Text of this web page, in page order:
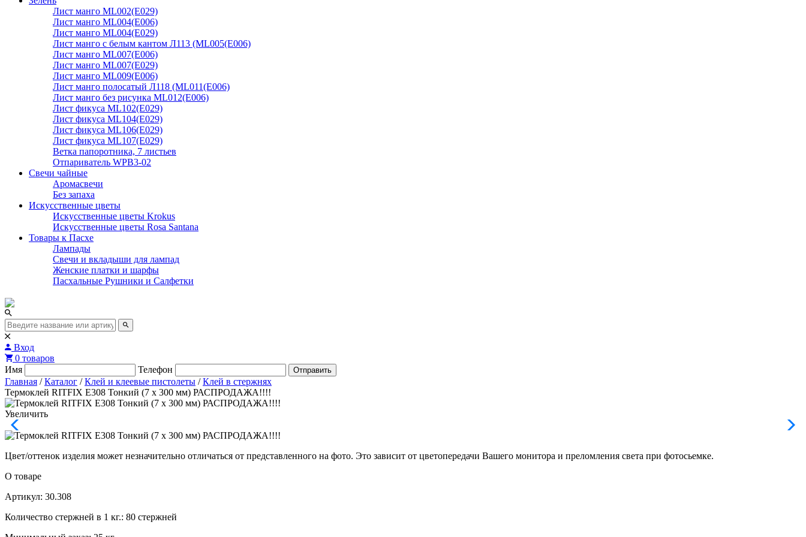
Лист манго ML002(E029)
Лист манго ML004(E006)
Лист манго ML004(E029)
Лист манго с белым кантом Л113 (ML005(E006)
Лист манго ML007(E006)
Лист манго ML007(E029)
Лист манго ML009(E006)
Лист манго полосатый Л118 (ML011(E006)
Лист манго без рисунка ML012(E006)
Лист фикуса ML102(E029)
Лист фикуса ML104(E029)
Лист фикуса ML106(E029)
Лист фикуса ML107(E029)
Ветка папоротника, 7 листьев
Отпариватель WPB3-02
Свечи чайные
Аромасвечи
Без запаха
Искусственные цветы
Искусственные цветы Krokus
Искусственные цветы Rosa Santana
Товары к Пасхе
Лампады
Свечи и вкладыши для лампад
Женские платки и шарфы
Пасхальные Рушники и Салфетки
Вход
0 товаров
Имя
Телефон Отправить
Главная / Каталог / Клей и клеевые пистолеты / Клей в стержнях
Термоклей RITFIX Е308 Тонкий (7 х 300 мм) РАСПРОДАЖА!!!!
Увеличить
Цвет/оттенок изделия может незначительно отличаться от представленного на фото. Это зависит от цветопередачи Вашего монитора и преломления света при фотосьемке.
О товаре
Артикул: 30.308
Количество стержней в 1 кг.: 80 стержней